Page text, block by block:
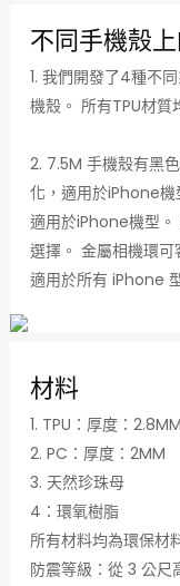
不同手機殼
1. 我們開發了4種不
機殼。 所有TPU材
2. 7.5M 手機殼有黑
化，適用於iPhone機
適用於iPhone機型
選擇。 金屬相機環
適用於所有 iPhone
材料
1. TPU：厚度：
2. PC：厚度：2MM
3. 天然珍珠母
4：環氧樹脂
所有材料均為環保材
防震等級：從 3 公尺